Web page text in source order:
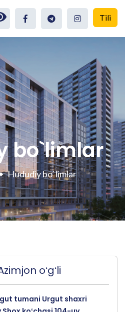
Tili
bo`limlar
Hududiy bo`limlar
oʻgʻli
tumani Urgut shaxri